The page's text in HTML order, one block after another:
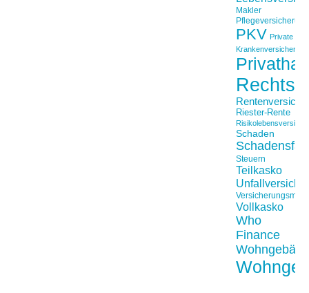
Makler
Pflegeversicherung
PKV Private
Krankenversicherung
Riester-Rente
Schaden
Steuern
Teilkasko
Vollkasko
Who
Finance